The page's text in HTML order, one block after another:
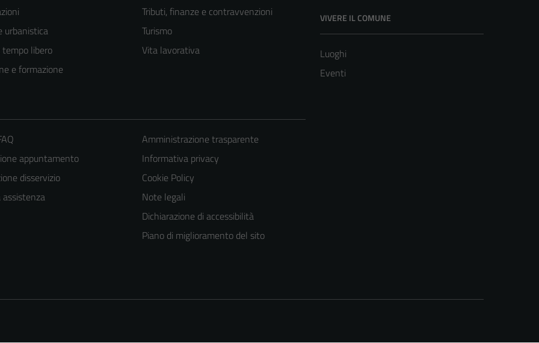
urbanistica
libero
e formazione
Tributi, finanze e contravvenzioni
Turismo
Vita lavorativa
VIVERE IL COMUNE
Luoghi
Eventi
appuntamento
disservizio
assistenza
Amministrazione trasparente
Informativa privacy
Cookie Policy
Note legali
Dichiarazione di accessibilità
Piano di miglioramento del sito
Tecnici
Questi cookie
del sito e non